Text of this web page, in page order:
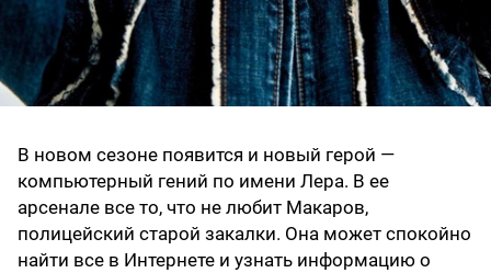
В новом сезоне появится и новый герой —
компьютерный гений по имени Лера. В ее
арсенале все то, что не любит Макаров,
полицейский старой закалки. Она может спокойно
найти все в Интернете и узнать информацию о